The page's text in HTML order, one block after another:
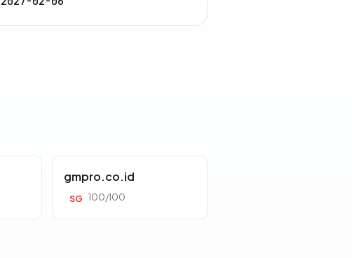
gmpro.co.id
SG 100/100